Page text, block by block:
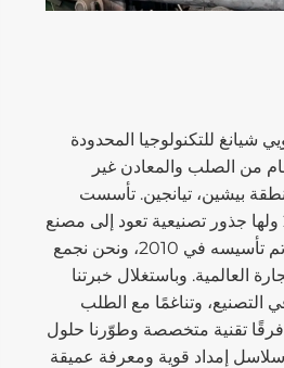
شيانغ للتكنولوجيا المحدودة
من الصلب والمعادن غير
بيشين، تيانجين. تأسست
الشركة في عام 2022 ولها جذور تصنيعية تعود إلى مصنع
الأنابيب الفولاذي الذي تم تأسيسه في 2010، ونحن نجمع
العالمية. وباستغلال خبرتنا
15 عامًا في التصنيع، وتناغمًا مع الطلب
فرقًا تقنية متخصصة وطوّرنا حلول
إمداد قوية ومعرفة عميقة